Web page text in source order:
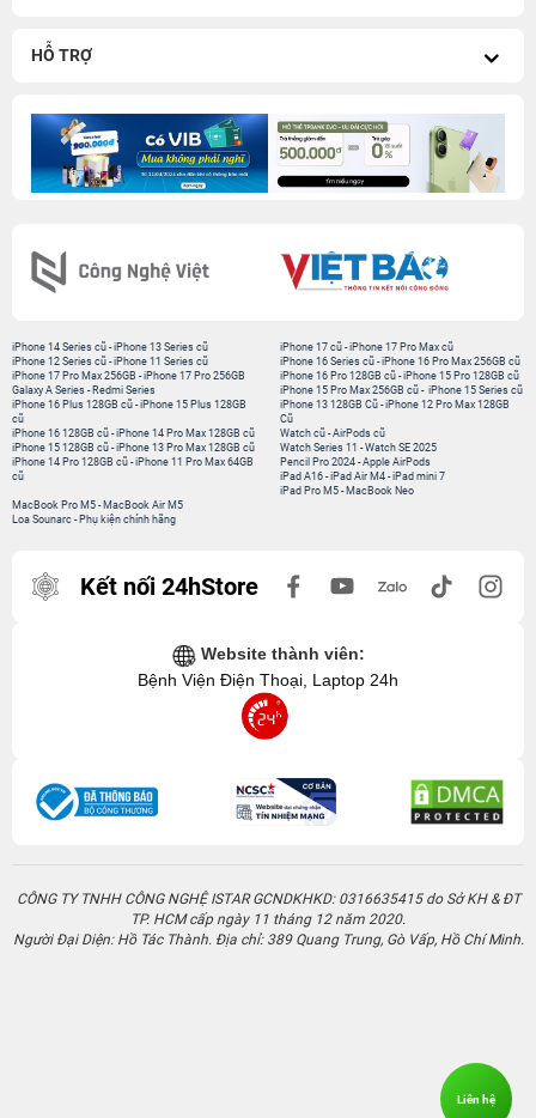
HỖ TRỢ
iPhone 14 Series cũ -iPhone 13 Series cũ
iPhone 12 Series cũ -iPhone 11 Series cũ
iPhone 17 Pro Max 256GB -iPhone 17 Pro 256GB
Galaxy A Series - Redmi Series
iPhone 17 cũ -iPhone 17 Pro Max cũ
iPhone 16 Series cũ - iPhone 16 Pro Max 256GB cũ
iPhone 16 Pro 128GB cũ -iPhone 15 Pro 128GB cũ
iPhone 15 Pro Max 256GB cũ - iPhone 15 Series cũ
iPhone 16 Plus 128GB cũ -iPhone 15 Plus 128GB
cũ
iPhone 16 128GB cũ -iPhone 14 Pro Max 128GB cũ
iPhone 15 128GB cũ -iPhone 13 Pro Max 128GB cũ
iPhone 14 Pro 128GB cũ -iPhone 11 Pro Max 64GB
cũ
iPhone 13 128GB Cũ -iPhone 12 Pro Max 128GB
Cũ
Watch cũ -AirPods cũ
Watch Series 11 -Watch SE 2025
Pencil Pro 2024 -Apple AirPods
iPad A16 -iPad Air M4 -iPad mini 7
iPad Pro M5 - MacBook Neo
MacBook Pro M5 - MacBook Air M5
Loa Sounarc - Phụ kiện chính hãng
Kết nối 24hStore
Website thành viên:
Bệnh Viện Điện Thoại, Laptop 24h
CÔNG TY TNHH CÔNG NGHỆ ISTAR GCNDKHKD: 0316635415 do Sở KH & ĐT
TP. HCM cấp ngày 11 tháng 12 năm 2020.
Người Đại Diện: Hồ Tác Thành. Địa chỉ: 389 Quang Trung, Gò Vấp, Hồ Chí Minh.
Liên hệ